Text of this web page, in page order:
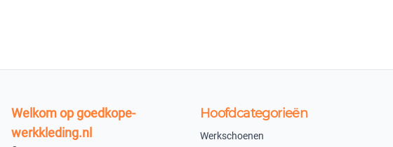
Welkom op goedkope-
werkkleding.nl
Hoofdcategorieën
Werkschoenen